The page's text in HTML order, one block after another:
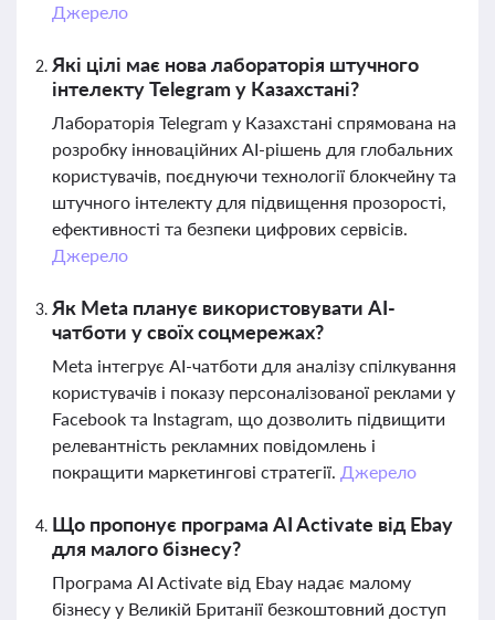
Джерело
Які цілі має нова лабораторія штучного
інтелекту Telegram у Казахстані?
Лабораторія Telegram у Казахстані спрямована на
розробку інноваційних AI-рішень для глобальних
користувачів, поєднуючи технології блокчейну та
штучного інтелекту для підвищення прозорості,
ефективності та безпеки цифрових сервісів.
Джерело
Як Meta планує використовувати AI-
чатботи у своїх соцмережах?
Meta інтегрує AI-чатботи для аналізу спілкування
користувачів і показу персоналізованої реклами у
Facebook та Instagram, що дозволить підвищити
релевантність рекламних повідомлень і
покращити маркетингові стратегії. Джерело
Що пропонує програма AI Activate від Ebay
для малого бізнесу?
Програма AI Activate від Ebay надає малому
бізнесу у Великій Британії безкоштовний доступ